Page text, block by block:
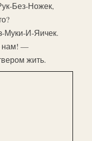
Без-Ножек,
И-Яичек.
нам! —
жить.